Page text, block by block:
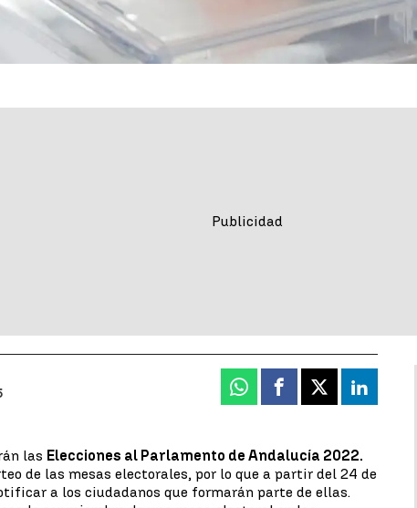
Whatsapp
Facebook
X Linkedin
las Elecciones al Parlamento de Andalucía 2022.
de las mesas electorales, por lo que a partir del 24 de
a los ciudadanos que formarán parte de ellas.